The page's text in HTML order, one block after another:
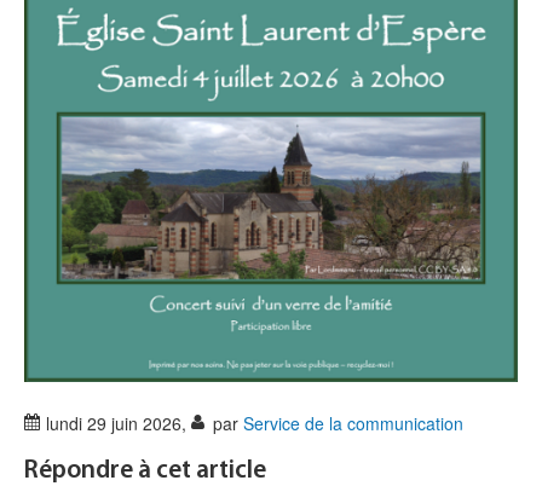
lundi 29 juin 2026, par Service de la communication
Répondre à cet article